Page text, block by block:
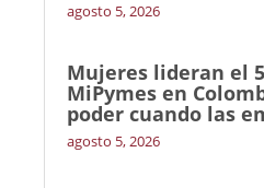
agosto 5, 2026
Mujeres lideran el
MiPymes en
poder cuando las
agosto 5, 2026